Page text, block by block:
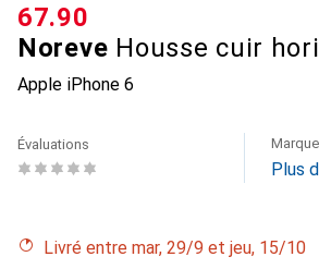
Noreve Housse cuir
Apple iPhone 6
CHF
67.90
Évaluations Marque
Plus
Livré entre mar, 29/9 et jeu, 15/10